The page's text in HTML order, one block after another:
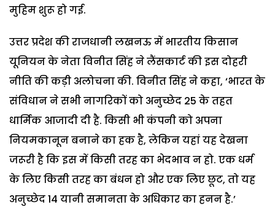
मुहिम शुरू हो गई.
उत्तर प्रदेश की राजधानी लखनऊ में भारतीय किसान
यूनियन के नेता विनीत सिंह ने लैंसकार्ट की इस दोहरी
नीति की कड़ी अलोचना की. विनीत सिंह ने कहा, ‘भारत के
संविधान ने सभी नागरिकों को अनुच्छेद 25 के तहत
धार्मिक आजादी दी है. किसी भी कंपनी को अपना
नियमकानून बनाने का हक है, लेकिन यहां यह देखना
जरूरी है कि इस में किसी तरह का भेदभाव न हो. एक धर्म
के लिए किसी तरह का बंधन हो और एक लिए छूट, तो यह
अनुच्छेद 14 यानी समानता के अधिकार का हनन है.’